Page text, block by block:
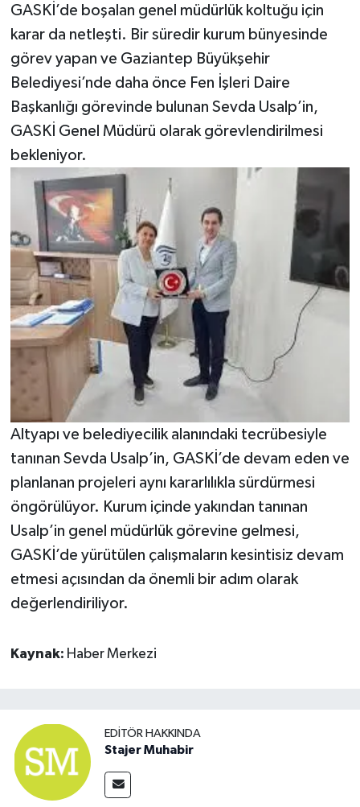
GASKİ’de boşalan genel müdürlük koltuğu için
karar da netleşti. Bir süredir kurum bünyesinde
görev yapan ve Gaziantep Büyükşehir
Belediyesi’nde daha önce Fen İşleri Daire
Başkanlığı görevinde bulunan Sevda Usalp’in,
GASKİ Genel Müdürü olarak görevlendirilmesi
bekleniyor.
Altyapı ve belediyecilik alanındaki tecrübesiyle
tanınan Sevda Usalp’in, GASKİ’de devam eden ve
planlanan projeleri aynı kararlılıkla sürdürmesi
öngörülüyor. Kurum içinde yakından tanınan
Usalp’in genel müdürlük görevine gelmesi,
GASKİ’de yürütülen çalışmaların kesintisiz devam
etmesi açısından da önemli bir adım olarak
değerlendiriliyor.
Kaynak: Haber Merkezi
EDITÖR HAKKINDA
Stajer Muhabir